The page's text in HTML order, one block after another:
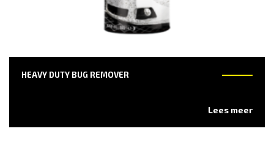
HEAVY DUTY BUG REMOVER
Lees meer